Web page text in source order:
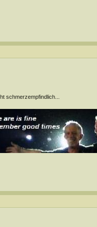
schmerzempfindlich...